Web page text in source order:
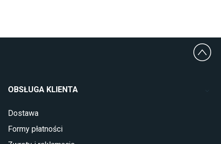
Wanny Cersanit
Sypialnia
Wykładzina do sypialni
Szafy do sypialni
OBSŁUGA KLIENTA
Dostawa
Formy płatności